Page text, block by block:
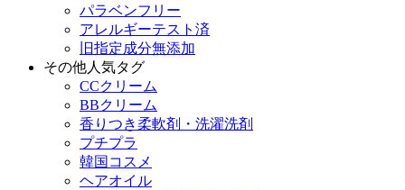
パラベンフリー
アレルギーテスト済
旧指定成分無添加
その他人気タグ
CCクリーム
BBクリーム
香りつき柔軟剤・洗濯洗剤
プチプラ
韓国コスメ
ヘアオイル